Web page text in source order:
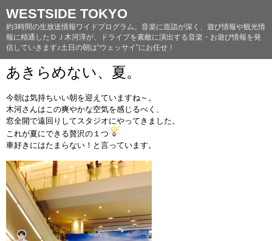
WESTSIDE TOKYO
約3時間の生放送情報ワイドプログラム。音楽に造詣が深く、遊び情報や観光情
報に精通したＤＪ木河淳が、ドライブを素敵に演出する音楽・お遊び情報を発
信していきます♪土日の朝は“ウェッサイ”にお任せ！
あきらめない、夏。
今朝は気持ちいい朝を迎えていますね～。
木河さんはこの爽やかな空気を感じるべく、
窓全開で遠回りしてスタジオにやってきました。
これが夏にできる贅沢の１つ
車好きにはたまらない！と言っています。